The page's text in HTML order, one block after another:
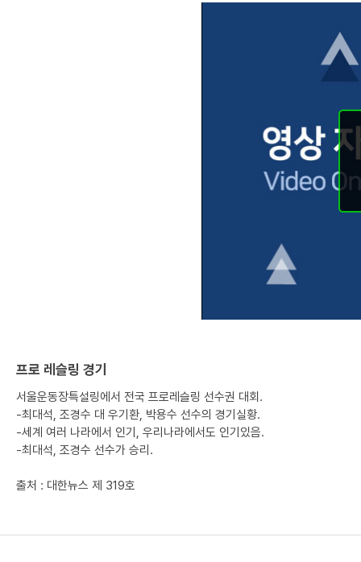
프로 레슬링 경기
서울운동장특설링에서 전국 프로레슬링 선수권 대회.
-최대석, 조경수 대 우기환, 박용수 선수의 경기실황.
-세계 여러 나라에서 인기, 우리나라에서도 인기있음.
-최대석, 조경수 선수가 승리.
출처 : 대한뉴스 제 319호